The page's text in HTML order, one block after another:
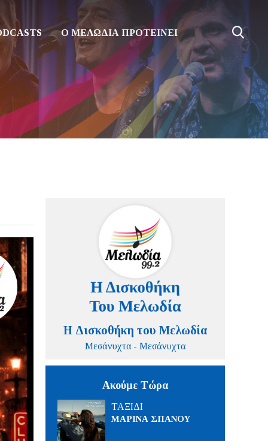
Ο ΜΕΛΩΔΙΑ ΠΡΟΤΕΙΝΕΙ
Η Δισκοθήκη του Μελωδία
Μεσάνυχτα - Μεσάνυχτα
Ακούμε Τώρα
ΤΑΞΙΔΙ
ΜΑΡΙΝΑ ΣΠΑΝΟΥ